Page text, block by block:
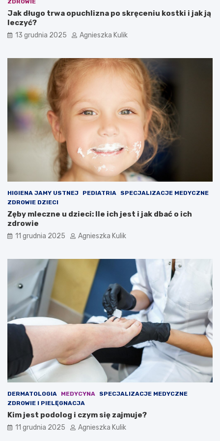
t
o
w
i
ZDROWIE
Jak długo trwa opuchlizna po skręceniu kostki i jak ją
leczyć?
13 grudnia 2025 Agnieszka Kulik
HIGIENA JAMY USTNEJ PEDIATRIA
SPECJALIZACJE MEDYCZNE
ZDROWIE DZIECI
Zęby mleczne u dzieci: Ile ich jest i jak dbać o ich
zdrowie
11 grudnia 2025 Agnieszka Kulik
DERMATOLOGIA MEDYCYNA
SPECJALIZACJE MEDYCZNE
ZDROWIE I PIELĘGNACJA
Kim jest podolog i czym się zajmuje?
11 grudnia 2025 Agnieszka Kulik